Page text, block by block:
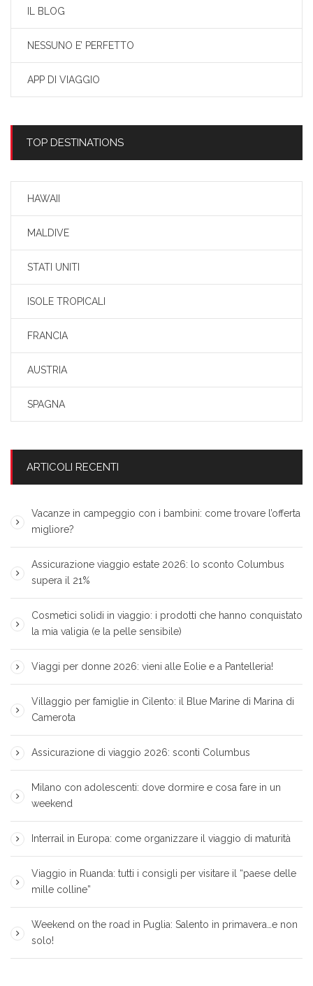
IL BLOG
NESSUNO E’ PERFETTO
APP DI VIAGGIO
TOP DESTINATIONS
HAWAII
MALDIVE
STATI UNITI
ISOLE TROPICALI
FRANCIA
AUSTRIA
SPAGNA
ARTICOLI RECENTI
Vacanze in campeggio con i bambini: come trovare l’offerta
migliore?
Assicurazione viaggio estate 2026: lo sconto Columbus
supera il 21%
Cosmetici solidi in viaggio: i prodotti che hanno conquistato
la mia valigia (e la pelle sensibile)
Viaggi per donne 2026: vieni alle Eolie e a Pantelleria!
Villaggio per famiglie in Cilento: il Blue Marine di Marina di
Camerota
Assicurazione di viaggio 2026: sconti Columbus
Milano con adolescenti: dove dormire e cosa fare in un
weekend
Interrail in Europa: come organizzare il viaggio di maturità
Viaggio in Ruanda: tutti i consigli per visitare il “paese delle
mille colline”
Weekend on the road in Puglia: Salento in primavera…e non
solo!